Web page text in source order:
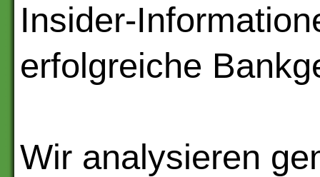
Insider-
erfolgreiche
Wir analysieren